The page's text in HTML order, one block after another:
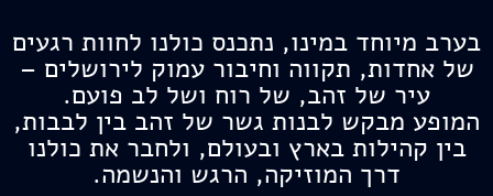
בערב מיוחד במינו, נתכנס כולנו לחוות רגעים
של אחדות, תקווה וחיבור עמוק לירושלים –
עיר של זהב, של רוח ושל לב פועם.
המופע מבקש לבנות גשר של זהב בין לבבות,
בין קהילות בארץ ובעולם, ולחבר את כולנו
דרך המוזיקה, הרגש והנשמה.